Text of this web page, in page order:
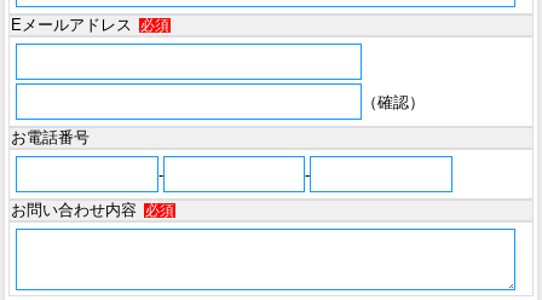
MEDIA
おすすめアイテム
Eメールアドレス 必須
（確認）
お電話番号
-
-
お問い合わせ内容
必須